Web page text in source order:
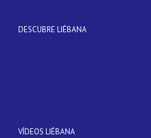
DESCUBRE LIÉBANA
VÍDEOS LIÉBANA